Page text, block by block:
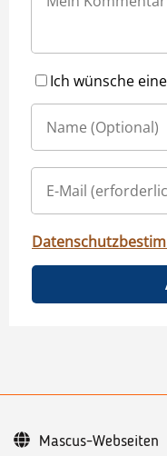
Ich wünsche
Mascus-Webseiten